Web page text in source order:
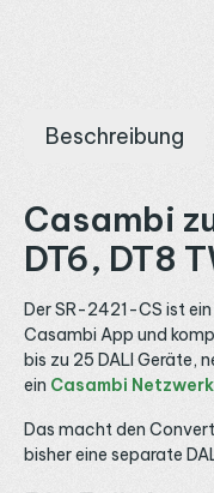
Beschreibung
Casambi
DT6, DT8
Der SR-2421-CS ist
Casambi App und
bis zu 25 DALI Geräte,
ein Casambi Netzwerk
Das macht den
bisher eine separate